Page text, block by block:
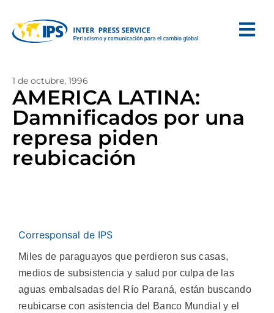
1 de octubre, 1996
AMERICA LATINA:
Damnificados por una
represa piden
reubicación
Corresponsal de IPS
Miles de paraguayos que perdieron sus casas,
medios de subsistencia y salud por culpa de las
aguas embalsadas del Río Paraná, están buscando
reubicarse con asistencia del Banco Mundial y el